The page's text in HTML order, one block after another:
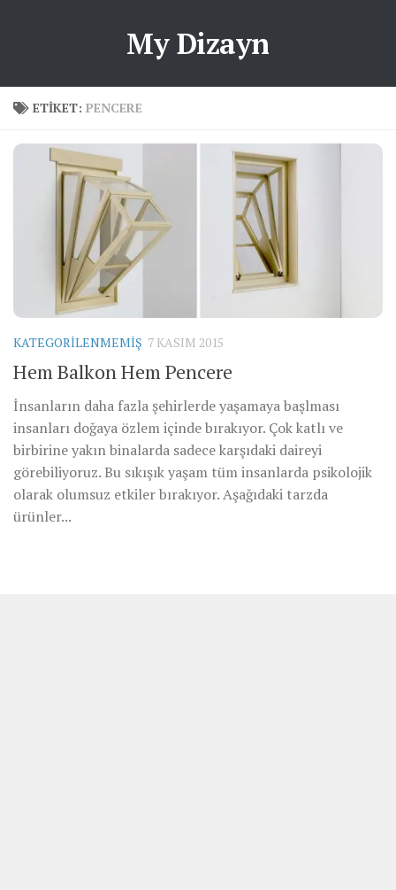
My Dizayn
ETIKET: PENCERE
KATEGORILENMEMIŞ 7 KASIM 2015
Hem Balkon Hem Pencere
İnsanların daha fazla şehirlerde yaşamaya başlması
insanları doğaya özlem içinde bırakıyor. Çok katlı ve
birbirine yakın binalarda sadece karşıdaki daireyi
görebiliyoruz. Bu sıkışık yaşam tüm insanlarda psikolojik
olarak olumsuz etkiler bırakıyor. Aşağıdaki tarzda
ürünler...